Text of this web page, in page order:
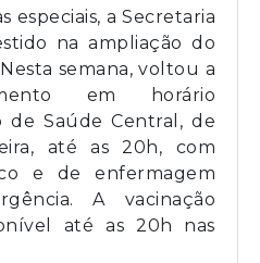
especiais, a Secretaria
na ampliação do
semana, voltou a
em horário
de Saúde Central, de
até as 20h, com
e de enfermagem
A vacinação
até as 20h nas